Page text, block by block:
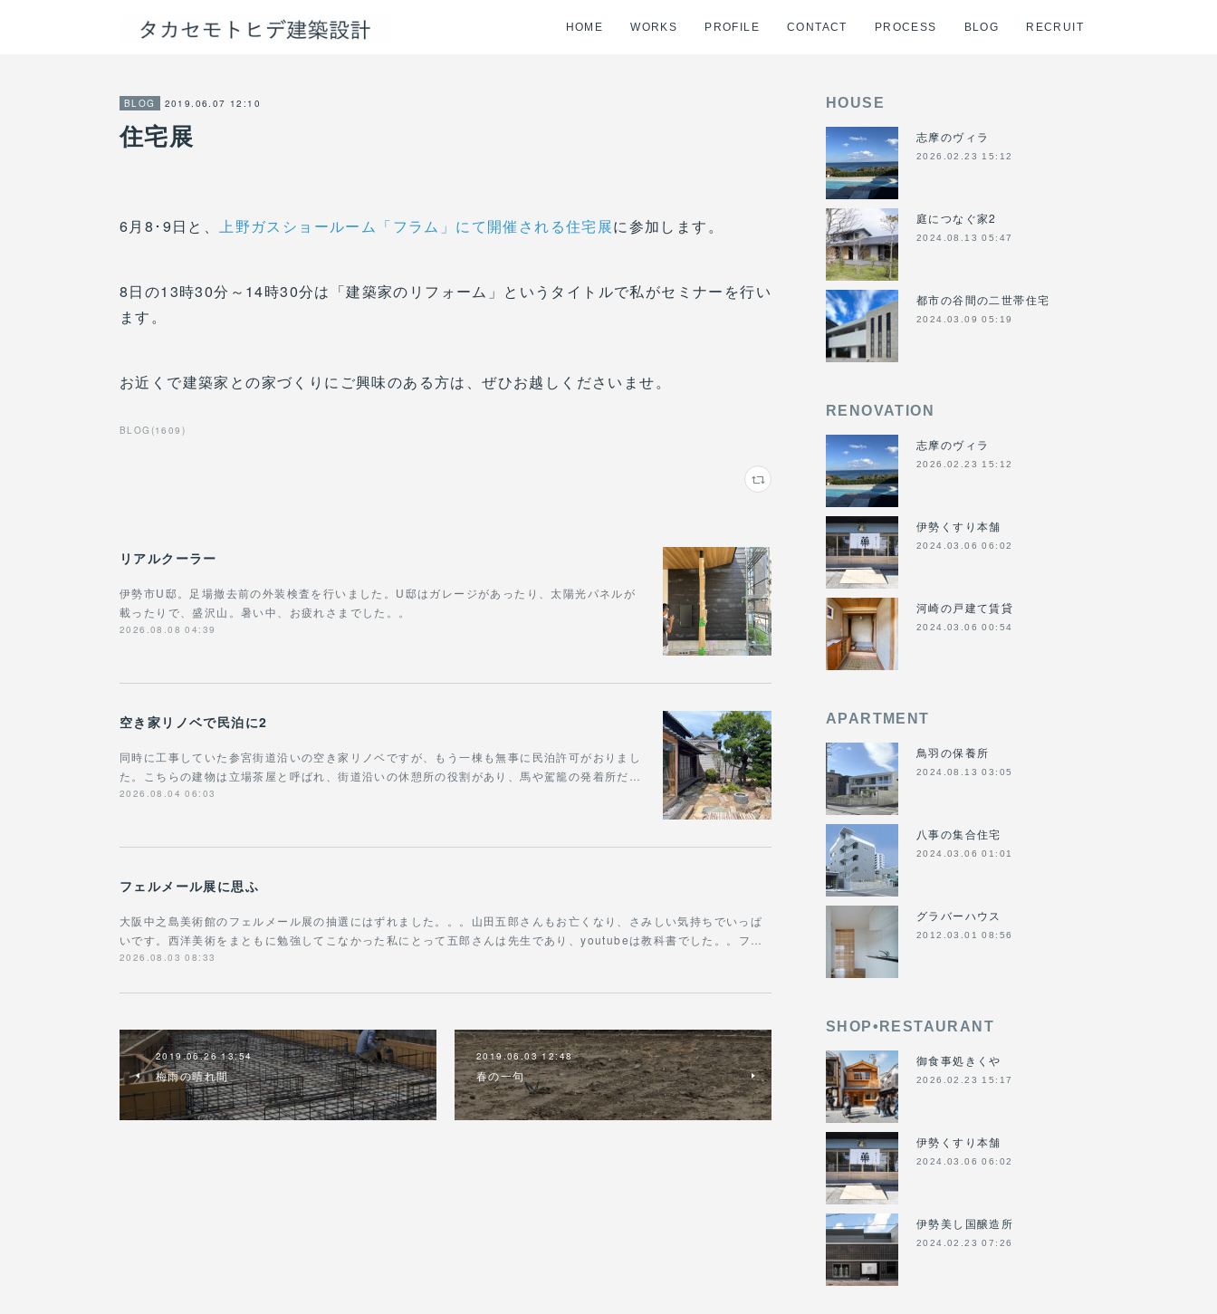
HOME WORKS PROFILE CONTACT PROCESS BLOG RECRUIT
BLOG 2019.06.07 12:10
住宅展
6月8･9日と、上野ガスショールーム「フラム」にて開催される住宅展に参加します。
8日の13時30分～14時30分は「建築家のリフォーム」というタイトルで私がセミナーを行い
ます。
お近くで建築家との家づくりにご興味のある方は、ぜひお越しくださいませ。
BLOG (1609 )
リアルクーラー
伊勢市U邸。足場撤去前の外装検査を行いました。U邸はガレージがあったり、太陽光パネルが
載ったりで、盛沢山。暑い中、お疲れさまでした。。
2026.08.08 04:39
空き家リノベで民泊に2
同時に工事していた参宮街道沿いの空き家リノベですが、もう一棟も無事に民泊許可がおりまし
た。こちらの建物は立場茶屋と呼ばれ、街道沿いの休憩所の役割があり、馬や駕籠の発着所だ…
2026.08.04 06:03
フェルメール展に思ふ
大阪中之島美術館のフェルメール展の抽選にはずれました。。。山田五郎さんもお亡くなり、さみしい気持ちでいっぱ
いです。西洋美術をまともに勉強してこなかった私にとって五郎さんは先生であり、youtubeは教科書でした。。フ…
2026.08.03 08:33
2019.06.26 13:54
梅雨の晴れ間
2019.06.03 12:48
春の一句
HOUSE
志摩のヴィラ
2026.02.23 15:12
庭につなぐ家2
2024.08.13 05:47
都市の谷間の二世帯住宅
2024.03.09 05:19
RENOVATION
志摩のヴィラ
2026.02.23 15:12
伊勢くすり本舗
2024.03.06 06:02
河崎の戸建て賃貸
2024.03.06 00:54
APARTMENT
鳥羽の保養所
2024.08.13 03:05
八事の集合住宅
2024.03.06 01:01
グラバーハウス
2012.03.01 08:56
SHOP•RESTAURANT
御食事処きくや
2026.02.23 15:17
伊勢くすり本舗
2024.03.06 06:02
伊勢美し国醸造所
2024.02.23 07:26